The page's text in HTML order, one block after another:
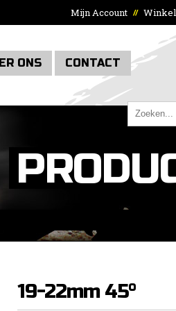
Mijn Account //
ONS CONTACT
19-22mm 45°